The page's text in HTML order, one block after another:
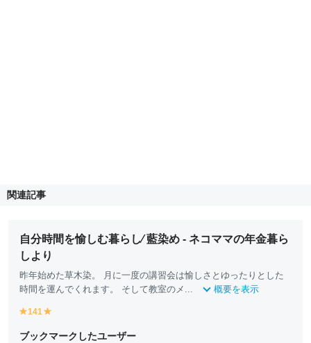
関連記事
自分時間を愉しむ暮らし∕ 藍染め - ネコママの年金暮ら
しより
昨年始めた草木染。 月に一度の講習会は愉しさとゆったりとした
時間を運んでくれます。 そして教室のメ...
概要を表示
y
ll
141
ll
ブックマークしたユーザー